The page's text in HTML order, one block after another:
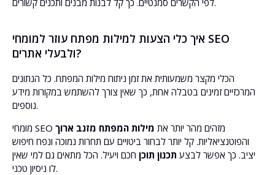
לפי הקשרים סמנטיים. כך קל לבנות מבנים ותכנים קשורים.
איך כלי הצעות למילות מפתח עוזר למומחי SEO
ולבעלי אתרים?
הכלי מקצר משמעותית את זמן ניתוח מילות המפתח. כל הנתונים
המרכזיים זמינים בטבלה אחת, כך שאין צורך להשתמש במקורות מידע
נוספים.
מומחי SEO מזהים מהר יותר את מילות המפתח מזנב ארוך
והפוטנציאליות. קל יותר לבחור ביטויים עם תחרות נמוכה ונפח חיפוש
יציב. כך אפשר לבצע תכנון תוכן חכם ויעיל. הכל מתאים גם למי שאין
לו ניסיון טכני.